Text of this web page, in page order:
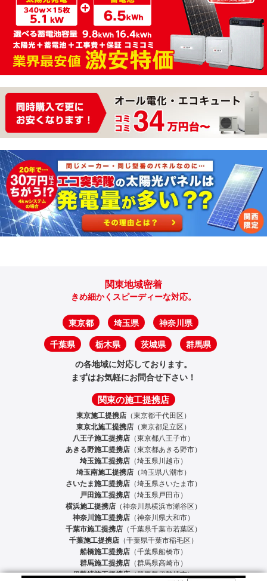
関東地域密着
きめ細かくスピーディーな対応。
東京都 埼玉県 神奈川県
千葉県 栃木県 茨城県 群馬県
の各地域に対応しております。
まずはお気軽にお問合せ下さい！
関東の施工提携店
東京施工提携店 （東京都千代田区）
東京北施工提携店 （東京都足立区）
八王子施工提携店 （東京都八王子市）
あきる野施工提携店 （東京都あきる野市）
埼玉施工提携店 （埼玉県川越市）
埼玉南施工提携店 （埼玉県八潮市）
さいたま施工提携店 （埼玉県さいたま市）
戸田施工提携店 （埼玉県戸田市）
横浜施工提携店 （神奈川県横浜市瀬谷区）
神奈川施工提携店 （神奈川県大和市）
千葉市施工提携店 （千葉県千葉市若葉区）
千葉施工提携店 （千葉県千葉市稲毛区）
船橋施工提携店 （千葉県船橋市）
群馬施工提携店 （群馬県高崎市）
伊勢崎施工提携店（群馬県伊勢崎市）